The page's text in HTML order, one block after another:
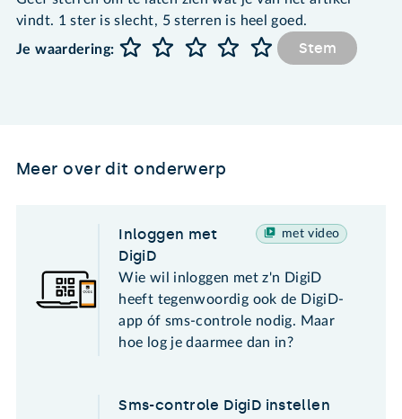
vindt. 1 ster is slecht, 5 sterren is heel goed.
Je waardering:
Stem
Meer over dit onderwerp
met video
Inloggen met
DigiD
Wie wil inloggen met z'n DigiD
heeft tegenwoordig ook de DigiD-
app óf sms-controle nodig. Maar
hoe log je daarmee dan in?
Sms-controle DigiD instellen